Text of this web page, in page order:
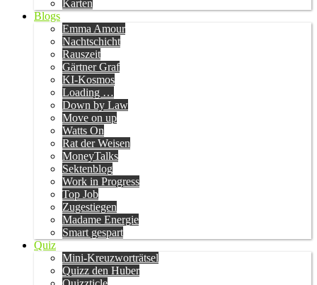
Karten
Blogs
Emma Amour
Nachtschicht
Rauszeit
Gärtner Graf
KI-Kosmos
Loading …
Down by Law
Move on up
Watts On
Rat der Weisen
MoneyTalks
Sektenblog
Work in Progress
Top Job
Zugestiegen
Madame Energie
Smart gespart
Quiz
Mini-Kreuzworträtsel
Quizz den Huber